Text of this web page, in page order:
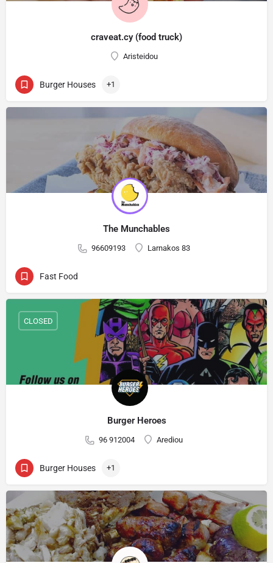
craveat.cy (food truck)
Aristeidou
Burger Houses +1
The Munchables
96609193 Larnakos 83
Fast Food
Burger Heroes
96 912004 Arediou
CLOSED
Burger Houses +1